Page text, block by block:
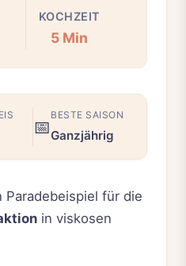
KOCHZEIT
5 Min
📅
BESTE SAISON
Ganzjährig
Paradebeispiel für die
in viskosen